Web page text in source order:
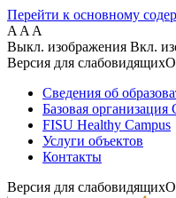
Перейти к основному
A A A
Выкл. изображения Вкл.
Версия для слабовидящих
Сведения об
Базовая
FISU Healthy Campus
Услуги объектов
Контакты
Версия для слабовидящих